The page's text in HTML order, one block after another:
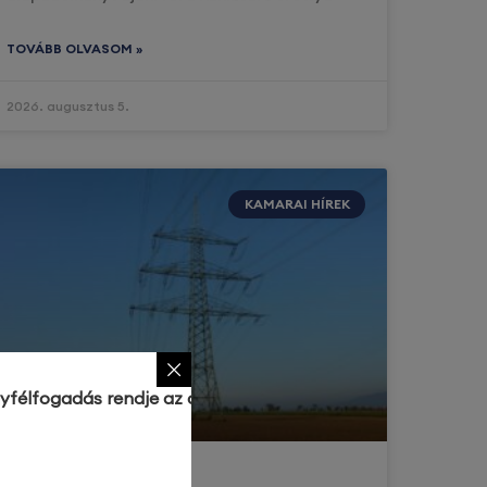
TOVÁBB OLVASOM »
2026. augusztus 5.
KAMARAI HÍREK
rendje az alábbiak